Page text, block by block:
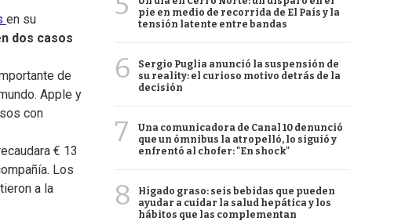
en su
dos casos
de
Apple y
con
€ 13
Los
a la
pie en medio de recorrida de El País y la
tensión latente entre bandas
6
Sergio Puglia anunció la suspensión de
su reality: el curioso motivo detrás de la
decisión
7
Una comunicadora de Canal 10 denunció
que un ómnibus la atropelló, lo siguió y
enfrentó al chofer: "En shock"
8
Hígado graso: seis bebidas que pueden
ayudar a cuidar la salud hepática y los
hábitos que las complementan